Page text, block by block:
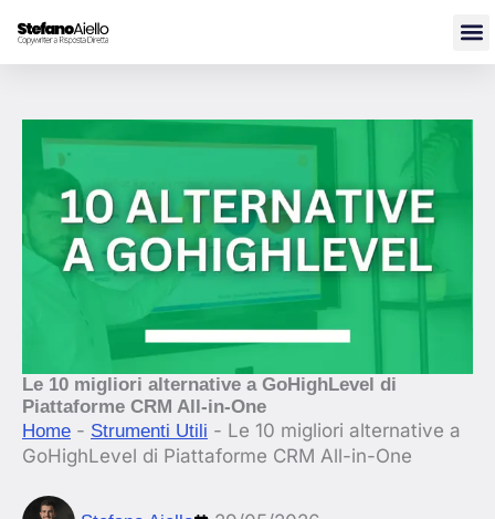
contenuto
Le 10 migliori alternative a GoHighLevel di
Piattaforme CRM All-in-One
Home - Strumenti Utili - Le 10 migliori alternative a
GoHighLevel di Piattaforme CRM All-in-One